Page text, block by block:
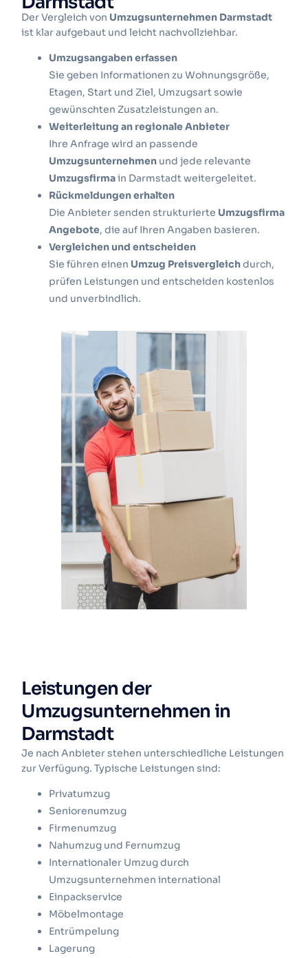
Der Vergleich von Umzugsunternehmen Darmstadt
ist klar aufgebaut und leicht nachvollziehbar.
Umzugsangaben erfassen
Sie geben Informationen zu Wohnungsgröße,
Etagen, Start und Ziel, Umzugsart sowie
gewünschten Zusatzleistungen an.
Weiterleitung an regionale Anbieter
Ihre Anfrage wird an passende
Umzugsunternehmen und jede relevante
Umzugsfirmain Darmstadt weitergeleitet.
Rückmeldungen erhalten
Die Anbieter senden strukturierte Umzugsfirma
Angebote, die auf Ihren Angaben basieren.
Vergleichen und entscheiden
Sie führen einen Umzug Preisvergleichdurch,
prüfen Leistungen und entscheiden kostenlos
und unverbindlich.
Leistungen der
Umzugsunternehmen in
Darmstadt
Je nach Anbieter stehen unterschiedliche Leistungen
zur Verfügung. Typische Leistungen sind:
Privatumzug
Seniorenumzug
Firmenumzug
Nahumzug und Fernumzug
Internationaler Umzugdurch
Umzugsunternehmen international
Einpackservice
Möbelmontage
Entrümpelung
Lagerung